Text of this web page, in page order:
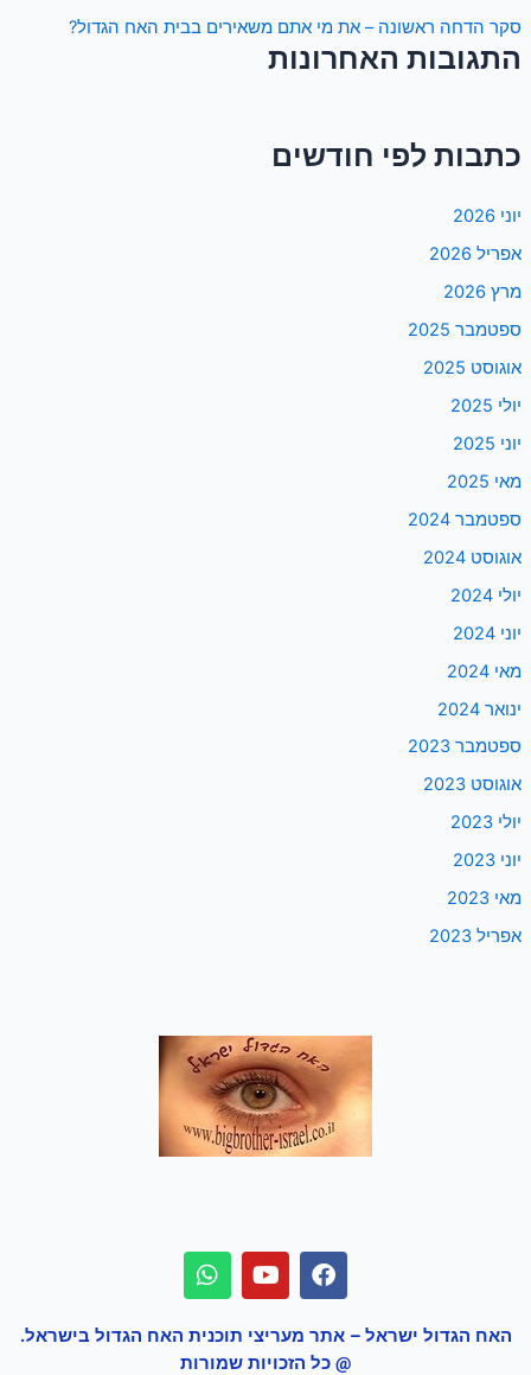
סקר הדחה ראשונה – את מי אתם משאירים בבית האח הגדול?
התגובות האחרונות
כתבות לפי חודשים
יוני 2026
אפריל 2026
מרץ 2026
ספטמבר 2025
אוגוסט 2025
יולי 2025
יוני 2025
מאי 2025
ספטמבר 2024
אוגוסט 2024
יולי 2024
יוני 2024
מאי 2024
ינואר 2024
ספטמבר 2023
אוגוסט 2023
יולי 2023
יוני 2023
מאי 2023
אפריל 2023
האח הגדול ישראל – אתר מעריצי תוכנית האח הגדול בישראל.
@ כל הזכויות שמורות